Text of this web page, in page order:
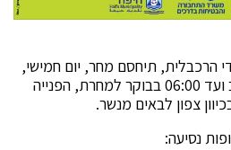
הרכבלית, תיחסם מחר, יום חמישי,
7.3.19, בשעות 20:00 בערב ועד 06:00 בבוקר למחרת, הפנייה
צפון לבאים מנשר.
נסיעה: